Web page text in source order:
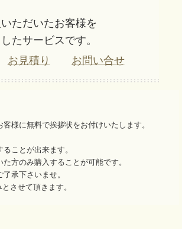
ただいたお客様を
たサービスです。
お見積り
お問い合せ
様に無料で挨拶状をお付けいたします。
ことが出来ます。
方のみ購入することが可能です。
承下さいませ。
させて頂きます。